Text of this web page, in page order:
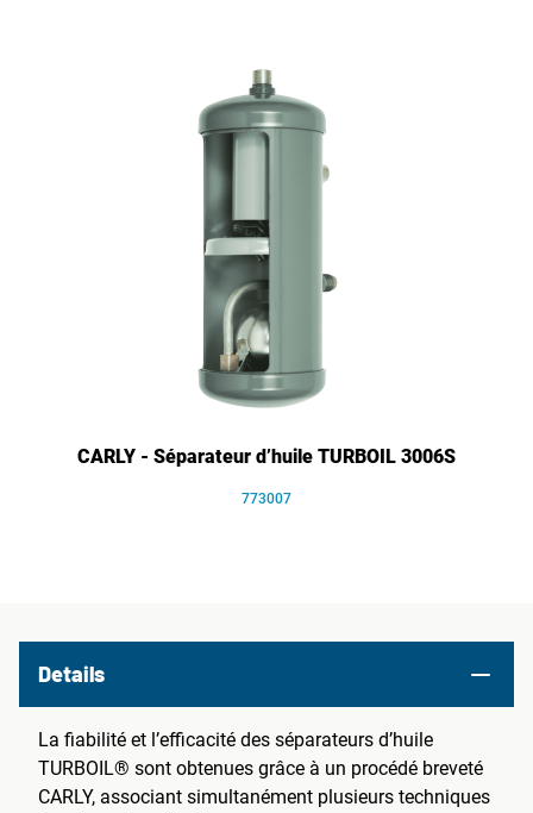
CARLY - Séparateur d’huile TURBOIL 3006S
773007
Details
La fiabilité et l’efficacité des séparateurs d’huile
TURBOIL® sont obtenues grâce à un procédé breveté
CARLY, associant simultanément plusieurs techniques